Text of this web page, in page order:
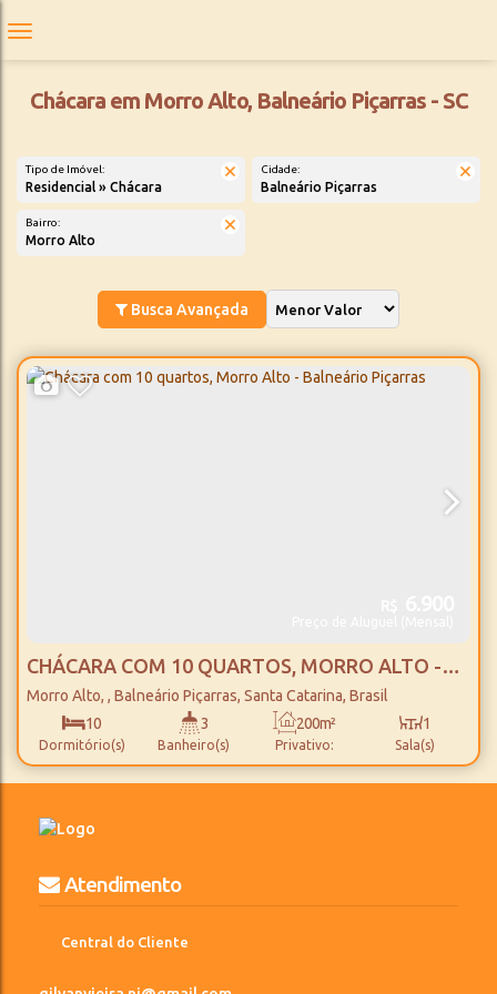
Chácara em Morro Alto, Balneário Piçarras - SC
Tipo de Imóvel:
Residencial » Chácara
Cidade:
Balneário Piçarras
Bairro:
Morro Alto
Busca Avançada
CHÁCARA COM 10 QUARTOS, MORRO ALTO -
BALNEÁRIO PIÇARRAS
Morro Alto , Balneário Piçarras, Santa Catarina, Brasil
10
Dormitório(s)
3
Banheiro(s) Privativo:
200m² 1
Sala(s)
2050m² 6200m
Atendimento
Central do Cliente